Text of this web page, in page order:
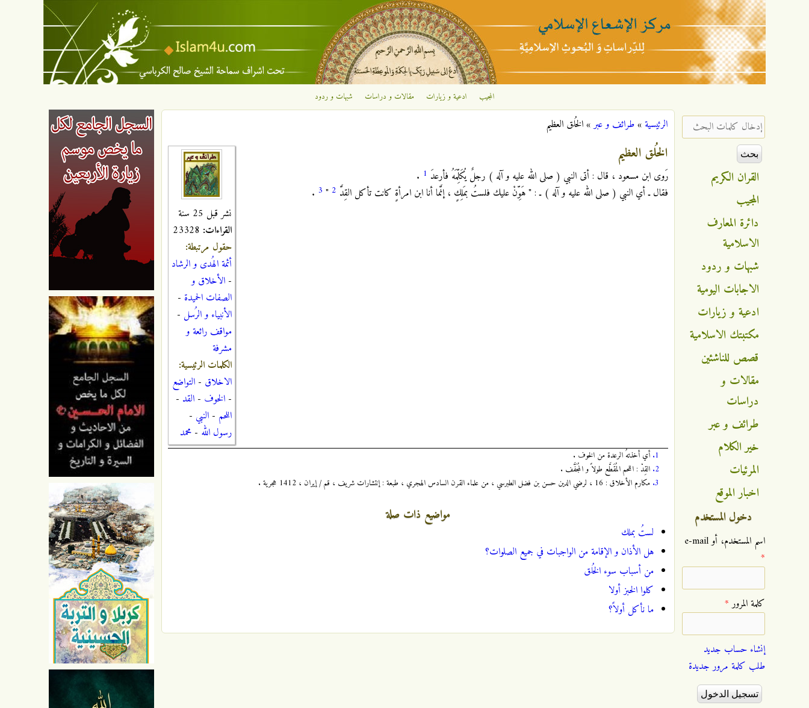
تجاوز إلى المحتوى الرئيسي
الإشعاع
الإسلامي
المجيب ادعية و زيارات مقالات و دراسات شبهات و ردود
أنت هنا
الرئيسية»طرائف و عبر»الخُلق العظيم
نشر قبل 25 سنة
القراءات:
حقول مرتبطة:
أئمة الهُدى و الرشاد
- الأخلاق و
الصفات الحميدة -
الأنبياء و الرُسل -
مواقف رائعة و
مشرفة
الكلمات الرئيسية:
الاخلاق - التواضع
- الخوف - القد -
اللحم - النبي -
رسول الله - محمد
الخُلق العظيم
رَوى ابن مسعود ، قال : أتى النبي ( صلى الله عليه و آله ) رجلٌ يُكَلِّمَهُ فأرعدَ 1
.
فقال ـ أي النبي ( صلى الله عليه و آله ) ـ : " هَوِّنْ عليك فلستُ بمَلِكٍ ، إنَّما أنا ابن امرأةٍ كانت تأكل القِدَّ 2
"
3
.
1. أي أخذتهُ الرعدة من الخوف .
2. القِدْ : اللحم المُقَطَّع طولاً و المُجَفَّف .
3. مكارم الأخلاق : 16 ، لرضي الدين حسن بن فضل الطبرسي ، من علماء القرن السادس الهجري ، طبعة : إنتشارات شريف ، قم / إيران ، 1412 هجرية .
مواضيع ذات صلة
لستُ بملك
هل الأذان و الإقامة من الواجبات في جميع الصلوات؟
من أسباب سوء الخُلق
كلوا الخبز أولا
ما نأكل أولاً؟
‏إدخال كلمات البحث ‏
القران الكريم
المجيب
دائرة المعارف
الاسلامية
شبهات و ردود
الاجابات اليومية
ادعية و زيارات
مكتبتك الاسلامية
قصص للناشئين
مقالات و
دراسات
طرائف و عبر
خير الكلام
المرئيات
اخبار الموقع
دخول المستخدم
‏اسم المستخدم، أو e-mail
*
‏كلمة المرور ‏*
إنشاء حساب جديد
طلب كلمة مرور جديدة